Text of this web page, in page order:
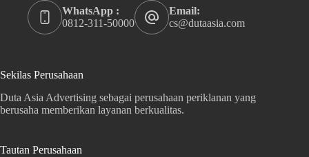
WhatsApp :
0812-311-50000
Email:
cs@dutaasia.com
Sekilas Perusahaan
Duta Asia Advertising sebagai perusahaan periklanan yang
berusaha memberikan layanan berkualitas.
Tautan Perusahaan